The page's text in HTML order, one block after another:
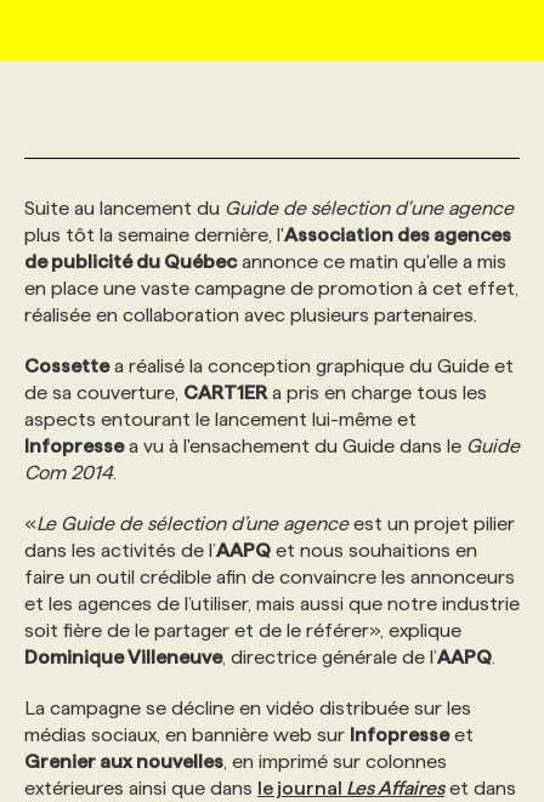
NOUVEAUX MANDATS
INITIATIVES NUMÉRIQUES
PRIX ET DISTINCTIONS
TENDANCES
MARKETING ET COMMUNICATION
MARKETING DURABLE
GEO/SEO
ÉVÉNEMENTIEL
NOS AUTEUR‧RICES
BULLETIN RECRUTEMENT
ANNONCEZ AVEC NOUS
AFFICHEZ UN POSTE / TARIFS
PROFIL ENTREPRISE
FAQ
ANNONCEZ AVEC NOUS
CANDIDAT
PROFIL CANDIDAT
NOS CONFÉRENCES
ANNONCEZ AVEC NOUS
FORMATIONS
NOS PARCOURS DE FORMATIONS
FORMATIONS PERSONNALISÉES
NOS FORMATEUR‧RICES
POURQUOI CHOISIR NOS FORMATIONS
NOS TARIFS
PROGRAMMES DE SUBVENTIONS
FAQ
ANNONCEZ AVEC NOUS
SERVICE DE CHASSE DE TÊTE
NOS TARIFS
NOS EXPERTISES
FAQ
ANNONCEZ AVEC NOUS
Suite au lancement du Guide de sélection d'une agence
plus tôt la semaine dernière, l'Association des agences
de publicité du Québecannonce ce matin qu'elle a mis
en place une vaste campagne de promotion à cet effet,
réalisée en collaboration avec plusieurs partenaires.
Cossettea réalisé la conception graphique du Guide et
de sa couverture, CART1ER a pris en charge tous les
aspects entourant le lancement lui-même et
Infopressea vu à l'ensachement du Guide dans le Guide
Com 2014.
«Le Guide de sélection d’une agenceest un projet pilier
dans les activités de l’AAPQ et nous souhaitions en
faire un outil crédible afin de convaincre les annonceurs
et les agences de l’utiliser, mais aussi que notre industrie
soit fière de le partager et de le référer», explique
Dominique Villeneuve, directrice générale de l’AAPQ
La campagne se décline en vidéo distribuée sur les
médias sociaux, en bannière web sur Infopresseet
Grenier aux nouvelles , en imprimé sur colonnes
extérieures ainsi que dans le journal Les Affaireset dans